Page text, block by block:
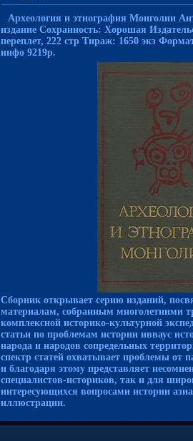
Археология и этнография Монголии
издание Сохранность: Хорошая
переплет, 222 стр Тираж: 1650 экз
инфо 9219p.
Сборник открывает серию изданий,
материалам, собранным многолетними
комплексной историко-культурной
статьи по проблемам истории ивваус
народа и народов сопредельных
спектр статей охватывает проблемы от
и благодаря этому представляет
специалистов-историков, так и для
интересующихся вопросами истории
иллюстрации.